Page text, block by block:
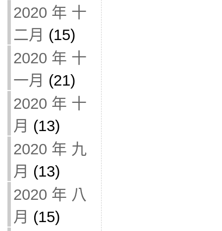
2020 年 十
二月 (15)
2020 年 十
一月 (21)
2020 年 十
月 (13)
2020 年 九
月 (13)
2020 年 八
月 (15)